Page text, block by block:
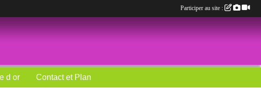
d or Contact et Plan
Participer au site :